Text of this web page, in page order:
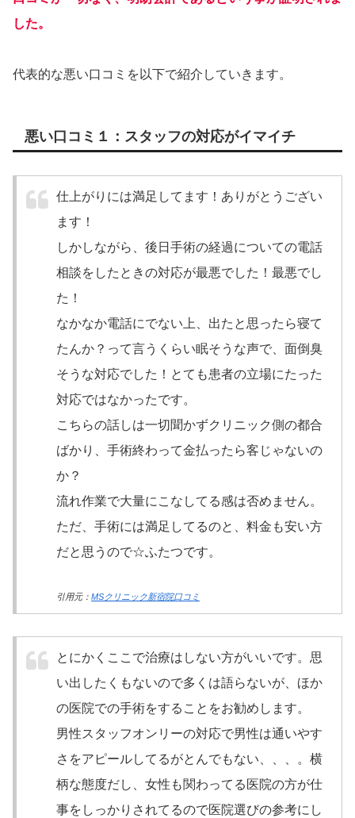
した。
代表的な悪い口コミを以下で紹介していきます。
悪い口コミ１：スタッフの対応がイマイチ
仕上がりには満足してます！ありがとうござい
ます！
しかしながら、後日手術の経過についての電話
相談をしたときの対応が最悪でした！最悪でし
た！
なかなか電話にでない上、出たと思ったら寝て
たんか？って言うくらい眠そうな声で、面倒臭
そうな対応でした！とても患者の立場にたった
対応ではなかったです。
こちらの話しは一切聞かずクリニック側の都合
ばかり、手術終わって金払ったら客じゃないの
か？
流れ作業で大量にこなしてる感は否めません。
ただ、手術には満足してるのと、料金も安い方
だと思うので☆ふたつです。
引用元： MSクリニック新宿院口コミ
とにかくここで治療はしない方がいいです。思
い出したくもないので多くは語らないが、ほか
の医院での手術をすることをお勧めします。
男性スタッフオンリーの対応で男性は通いやす
さをアピールしてるがとんでもない、、、。横
柄な態度だし、女性も関わってる医院の方が仕
事をしっかりされてるので医院選びの参考にし